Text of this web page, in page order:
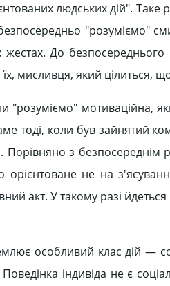
людських дій".
"розуміємо"
До безпосереднього
мисливця, який цілиться,
"розуміємо" мотиваційна,
тоді, коли був зайнятий
Порівняно з
не на
акт. У такому разі
особливий клас дій —
індивіда не є